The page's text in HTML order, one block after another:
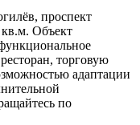
проспект
Объект
торговую
адаптации
по